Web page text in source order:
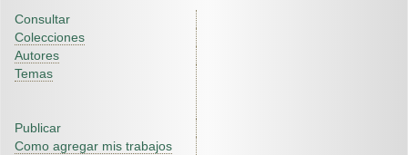
Consultar
Colecciones
Autores
Temas
Publicar
Como agregar mis trabajos